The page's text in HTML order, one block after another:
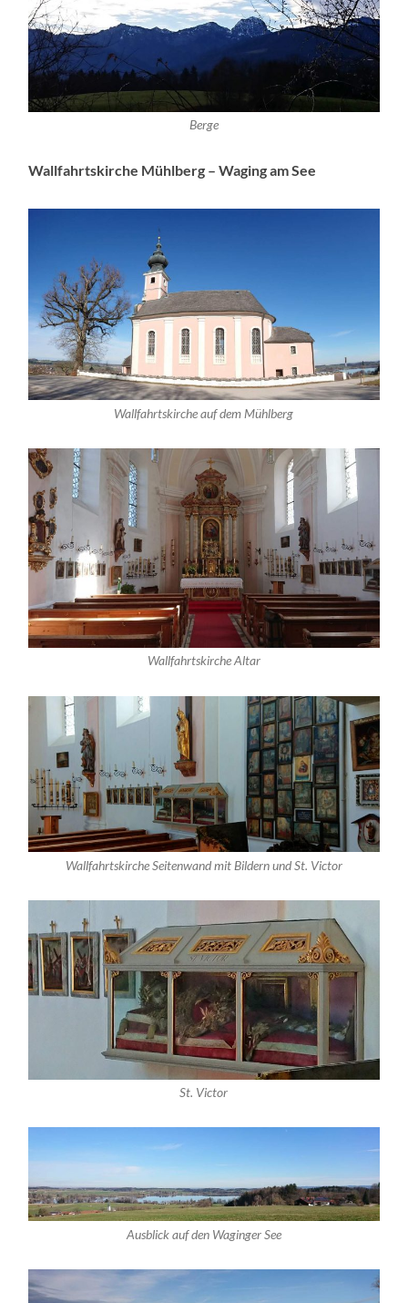
Berge
Wallfahrtskirche Mühlberg – Waging am See
Wallfahrtskirche auf dem Mühlberg
Wallfahrtskirche Altar
Wallfahrtskirche Seitenwand mit Bildern und St. Victor
St. Victor
Ausblick auf den Waginger See